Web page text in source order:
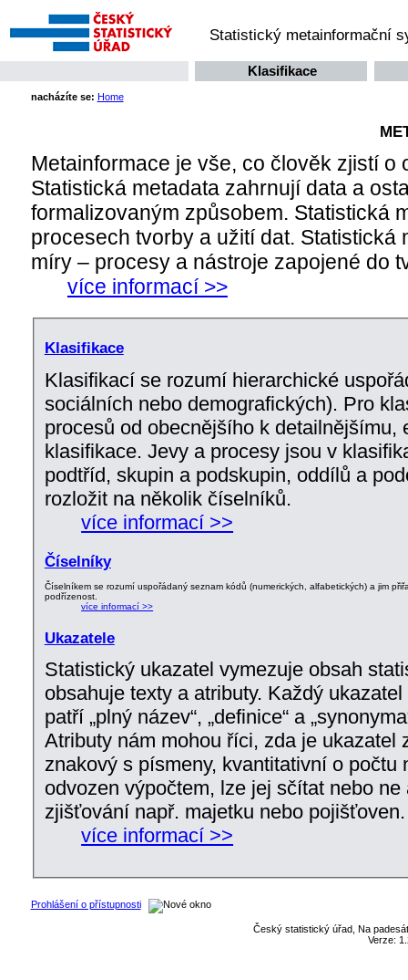
Statistický metainformační
Klasifikace
nacházíte se: Home
Metainformace je vše, co člověk zjistí
Statistická metadata zahrnují data a
formalizovaným způsobem. Statistická
procesech tvorby a užití dat.
míry – procesy a nástroje zapojené do
více informací >>
Klasifikace
Klasifikací se rozumí hierarchické
sociálních nebo demografických). Pro
procesů od obecnějšího k
klasifikace. Jevy a procesy jsou v
podtříd, skupin a podskupin, oddílů a
rozložit na několik číselníků.
více informací >>
Číselníky
Číselníkem se rozumí uspořádaný seznam kódů (numerických, alfabetických) a jim
podřízenost.
více informací >>
Ukazatele
Statistický ukazatel vymezuje obsah
obsahuje texty a atributy. Každý
patří „plný název“, „definice“ a
Atributy nám mohou říci, zda je
znakový s písmeny, kvantitativní o počtu
odvozen výpočtem, lze jej sčítat nebo
zjišťování např. majetku nebo
více informací >>
Prohlášení o přístupnosti
Český statistický úřad, Na
Verze: